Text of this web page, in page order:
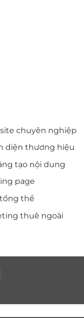
chuyên nghiệp
diện thương hiệu
tạo nội dung
page
thể
thuê ngoài